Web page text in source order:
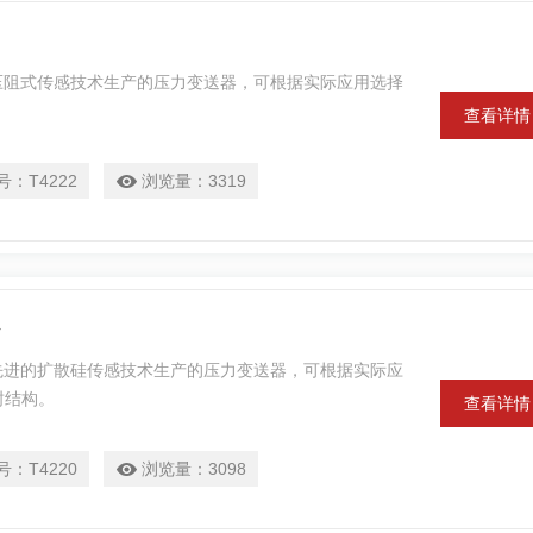
式传感技术生产的压力变送器，可根据实际应用选择
：T4222 浏览量： 3319
查看详情
的扩散硅传感技术生产的压力变送器，可根据实际应
构。
：T4220 浏览量： 3098
查看详情